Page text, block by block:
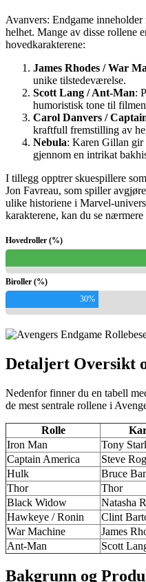
Avanvers: Endgame
helhet. Mange av disse rollene
hovedkarakterene:
James Rhodes / War
unike tilstedeværelse.
Scott Lang / Ant-Man:
humoristisk tone til
Carol Danvers /
kraftfull fremstilling av
Nebula: Karen Gillan gir
gjennom en intrikat
I tillegg opptrer skuespillere
Jon Favreau, som spiller
ulike historiene i Marvel-
karakterene, kan du se nærmere
Hovedroller (%)
Biroller (%)
30%
Detaljert Oversikt
Nedenfor finner du en tabell
de mest sentrale rollene i
Rolle
Iron Man
Tony
Captain America
Steve
Hulk
Bruce
Thor
Thor
Black Widow
Natasha
Hawkeye / Ronin
Clint
War Machine
James
Ant-Man
Scott
Bakgrunn og